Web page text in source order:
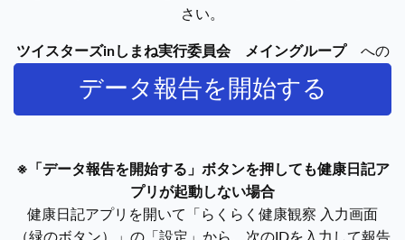
さい。
ツイスターズinしまね実行委員会 メイングループへの
データ報告を開始する
※「データ報告を開始する」ボタンを押しても健康日記ア
プリが起動しない場合
健康日記アプリを開いて「らくらく健康観察 入力画面